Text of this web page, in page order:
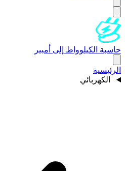
حاسبة الكيلوواط إلى أمبير
الرئيسية
الكهربائي